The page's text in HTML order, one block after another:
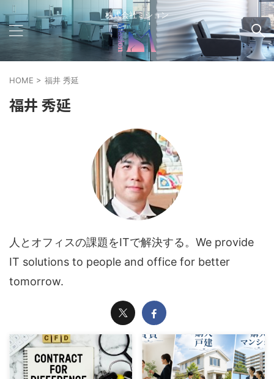
株式会社ミション
HOME > 福井 秀延
福井 秀延
人とオフィスの課題をITで解決する。We provide
IT solutions to people and office for better
tomorrow.